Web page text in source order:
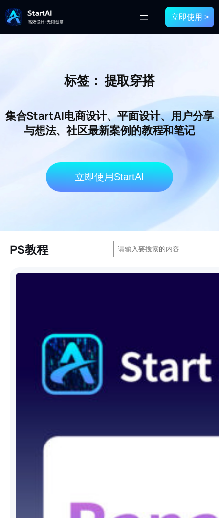
立即使用 >
标签： 提取穿搭
集合StartAI电商设计、平面设计、用户分享
与想法、社区最新案例的教程和笔记
立即使用StartAI
PS教程
搜
索